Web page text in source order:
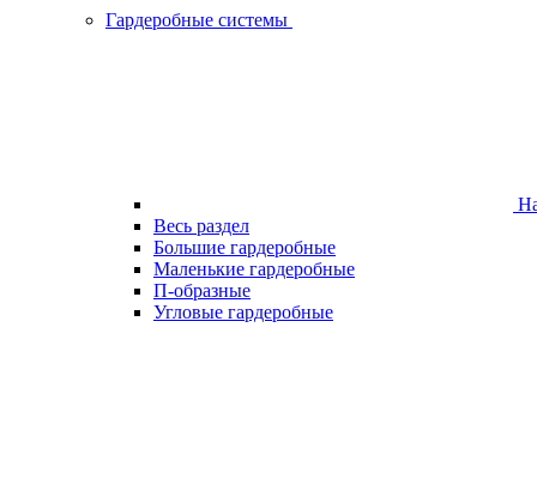
Гардеробные системы
Весь раздел
Большие гардеробные
Маленькие гардеробные
П-образные
Угловые гардеробные